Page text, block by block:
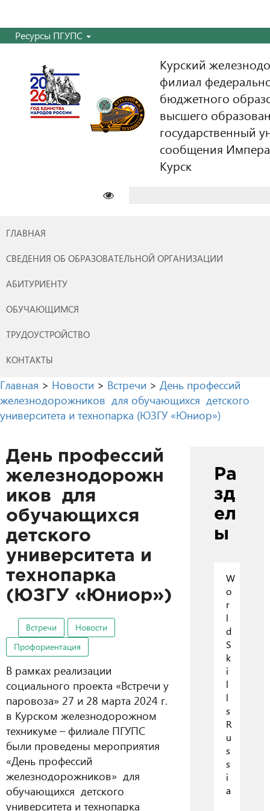
Ресурсы ПГУПС
Курский
филиал
бюджетного
высшего
государственный
сообщения
Курск
ГЛАВНАЯ
СВЕДЕНИЯ ОБ ОБРАЗОВАТЕЛЬНОЙ ОРГАНИЗАЦИИ
АБИТУРИЕНТУ
ОБУЧАЮЩИМСЯ
ТРУДОУСТРОЙСТВО
КОНТАКТЫ
Главная > Новости > Встречи > День профессий
железнодорожников для обучающихся детского
университета и технопарка (ЮЗГУ «Юниор»)
День профессий
железнодорожн
иков для
обучающихся
детского
университета и
технопарка
(ЮЗГУ «Юниор»)
Встречи
Новости
Профориентация
В рамках реализации
социального проекта «Встречи у
паровоза» 27 и 28 марта 2024 г.
в Курском железнодорожном
техникуме – филиале ПГУПС
были проведены мероприятия
«День профессий
железнодорожников» для
обучающихся детского
университета и технопарка
Ра
зд
ел
ы
W
o
r
l
d
S
k
i
l
l
s
R
u
s
s
i
a